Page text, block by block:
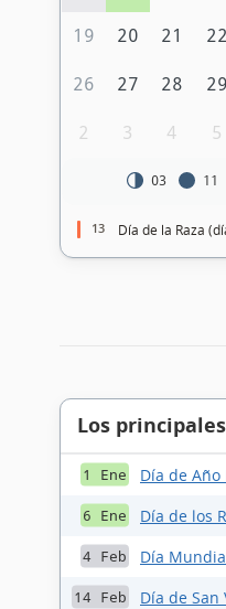
19 20 21 22
26 27 28 29
2 3 4 5
03 11
13 Día de la Raza
Los
1 Ene Día de Año
6 Ene Día de los
4 Feb Día
14 Feb Día de San